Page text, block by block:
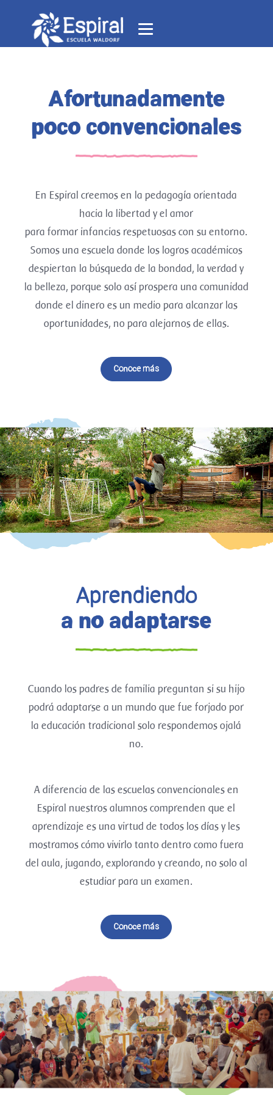
Afortunadamente
poco convencionales
En Espiral creemos en la pedagogía orientada
hacia la libertad y el amor
para formar infancias respetuosas con su entorno.
Somos una escuela donde los logros académicos
despiertan la búsqueda de la bondad, la verdad y
la belleza, porque solo así prospera una comunidad
donde el dinero es un medio para alcanzar las
oportunidades, no para alejarnos de ellas.
Conoce más
Aprendiendo
a no adaptarse
Cuando los padres de familia preguntan si su hijo
podrá adaptarse a un mundo que fue forjado por
la educación tradicional solo respondemos ojalá
no.
A diferencia de las escuelas convencionales en
Espiral nuestros alumnos comprenden que el
aprendizaje es una virtud de todos los días y les
mostramos cómo vivirlo tanto dentro como fuera
del aula, jugando, explorando y creando, no solo al
estudiar para un examen.
Conoce más